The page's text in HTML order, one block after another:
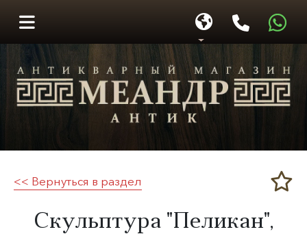
Меандр-Антик
<< Вернуться в раздел
Скульптура "Пеликан",